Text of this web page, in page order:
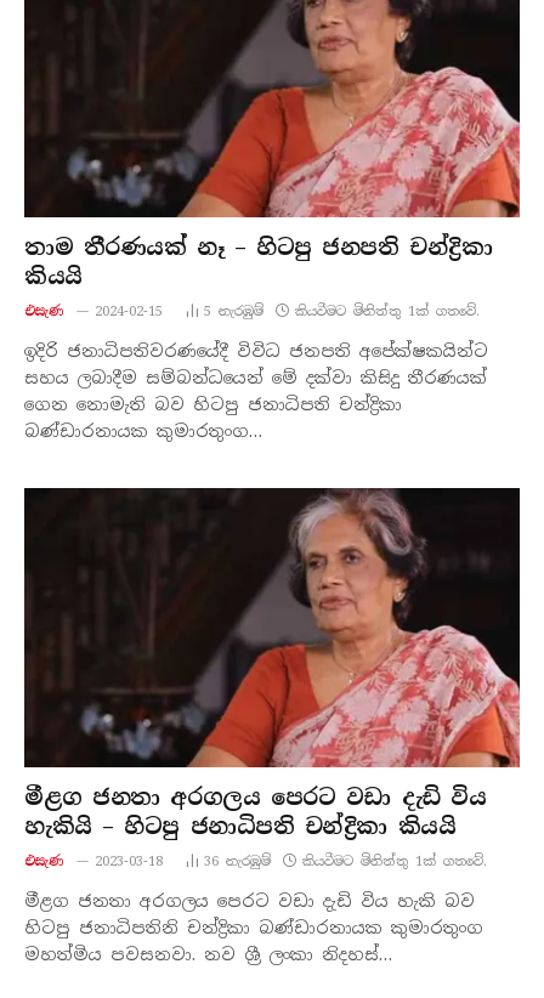
තාම තීරණයක් නෑ – හිටපු ජනපති චන්ද්‍රිකා
කියයි
එසැණ 2024-02-15 5 නැරඹු​ම් කියවීමට මිනිත්තු 1ක් ගතවේ.
ඉදිරි ජනාධිපතිවරණයේදී විවිධ ජනපති අපේක්ෂකයින්ට
සහය ලබාදීම සම්බන්ධයෙන් මේ දක්වා කිසිදු තීරණයක්
ගෙන නොමැති බව හිටපු ජනාධිපති චන්ද්‍රිකා
බණ්ඩාරනායක කුමාරතුංග…
මීළග ජනතා අරගලය පෙරට වඩා දැඩි විය
හැකියි – හිටපු ජනාධිපති චන්ද්‍රිකා කියයි
එසැණ 2023-03-18 36 නැරඹු​ම් කියවීමට මිනිත්තු 1ක් ගතවේ.
මීළග ජනතා අරගලය පෙරට වඩා දැඩි විය හැකි බව
හිටපු ජනාධිපතිනි චන්ද්‍රිකා බණ්ඩාරනායක කුමාරතුංග
මහත්මිය පවසනවා. නව ශ්‍රී ලංකා නිදහස්…